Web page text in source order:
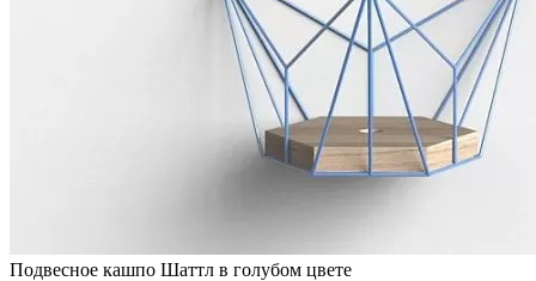
Подвесное кашпо Шаттл в голубом цвете